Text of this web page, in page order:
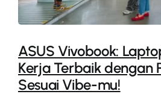
ASUS Vivobook:
Kerja Terbaik dengan
Sesuai Vibe-mu!